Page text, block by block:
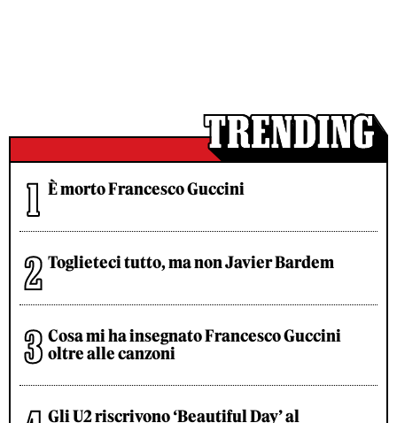
È morto Francesco Guccini
Toglieteci tutto, ma non Javier Bardem
Cosa mi ha insegnato Francesco Guccini
oltre alle canzoni
Gli U2 riscrivono ‘Beautiful Day’ al